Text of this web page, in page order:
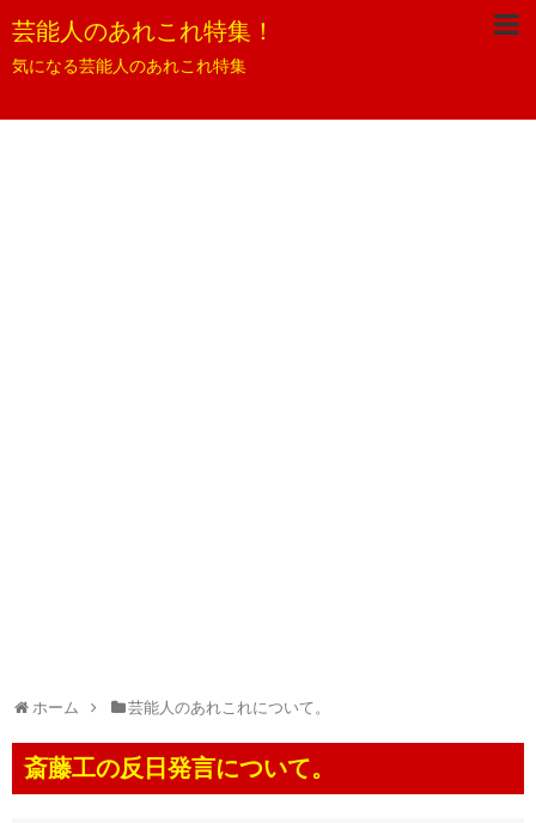
芸能人のあれこれ特集！
気になる芸能人のあれこれ特集
ホーム 芸能人のあれこれについて。
斎藤工の反日発言について。